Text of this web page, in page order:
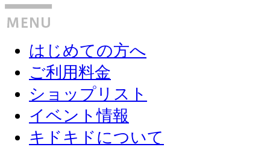
はじめての方へ
ご利用料金
ショップリスト
イベント情報
キドキドについて